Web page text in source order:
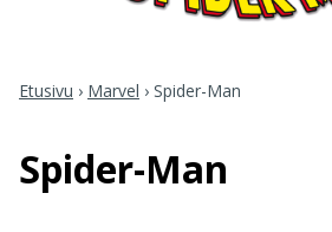
Etusivu › Marvel › Spider-Man
Spider-Man